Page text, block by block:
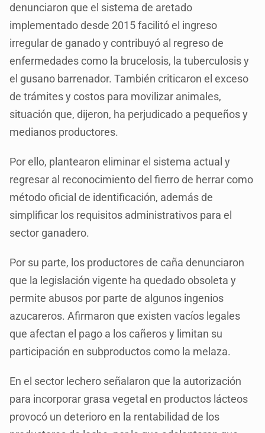
denunciaron que el sistema de aretado
implementado desde 2015 facilitó el ingreso
irregular de ganado y contribuyó al regreso de
enfermedades como la brucelosis, la tuberculosis y
el gusano barrenador. También criticaron el exceso
de trámites y costos para movilizar animales,
situación que, dijeron, ha perjudicado a pequeños y
medianos productores.
Por ello, plantearon eliminar el sistema actual y
regresar al reconocimiento del fierro de herrar como
método oficial de identificación, además de
simplificar los requisitos administrativos para el
sector ganadero.
Por su parte, los productores de caña denunciaron
que la legislación vigente ha quedado obsoleta y
permite abusos por parte de algunos ingenios
azucareros. Afirmaron que existen vacíos legales
que afectan el pago a los cañeros y limitan su
participación en subproductos como la melaza.
En el sector lechero señalaron que la autorización
para incorporar grasa vegetal en productos lácteos
provocó un deterioro en la rentabilidad de los